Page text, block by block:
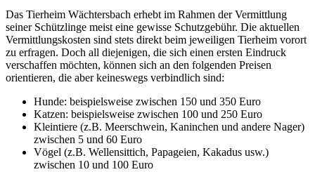
Das Tierheim Wächtersbach erhebt im Rahmen der Vermittlung
seiner Schützlinge meist eine gewisse Schutzgebühr. Die aktuellen
Vermittlungskosten sind stets direkt beim jeweiligen Tierheim vorort
zu erfragen. Doch all diejenigen, die sich einen ersten Eindruck
verschaffen möchten, können sich an den folgenden Preisen
orientieren, die aber keineswegs verbindlich sind:
Hunde: beispielsweise zwischen 150 und 350 Euro
Katzen: beispielsweise zwischen 100 und 250 Euro
Kleintiere (z.B. Meerschwein, Kaninchen und andere Nager)
zwischen 5 und 60 Euro
Vögel (z.B. Wellensittich, Papageien, Kakadus usw.)
zwischen 10 und 100 Euro